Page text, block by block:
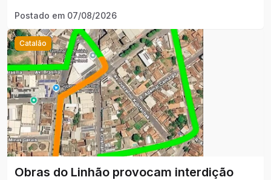
Postado em 07/08/2026
Catalão
Obras do Linhão provocam interdição